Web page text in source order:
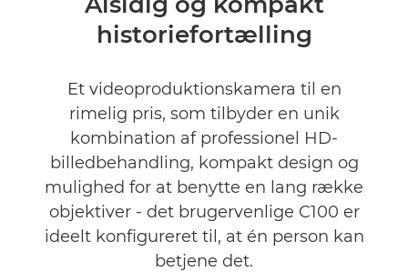
Specifikationer
Anmeldelser
historiefortælling
Et videoproduktionskamera til en
rimelig pris, som tilbyder en unik
kombination af professionel HD-
billedbehandling, kompakt design og
mulighed for at benytte en lang række
objektiver - det brugervenlige C100 er
ideelt konfigureret til, at én person kan
betjene det.